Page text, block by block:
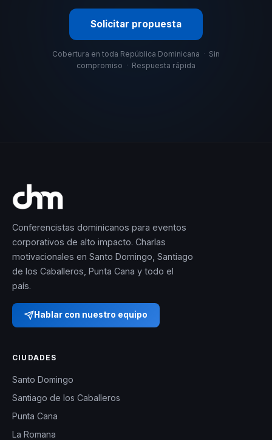
Solicitar propuesta
Cobertura en toda República Dominicana · Sin
compromiso · Respuesta rápida
Conferencistas dominicanos para eventos
corporativos de alto impacto. Charlas
motivacionales en Santo Domingo, Santiago
de los Caballeros, Punta Cana y todo el
país.
Hablar con nuestro equipo
CIUDADES
Santo Domingo
Santiago de los Caballeros
Punta Cana
La Romana